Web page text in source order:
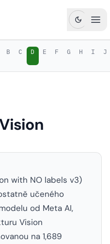
analytika
B C D E F G H I J
with NO labels v3)
učeného
od Meta AI,
Vision
na 1,689